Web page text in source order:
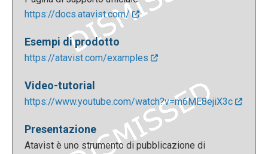
https://docs.atavist.com/
Esempi di prodotto
https://atavist.com/examples
Video-tutorial
https://www.youtube.com/watch?v=m6ME8ejiX3c
Presentazione
Atavist è uno strumento di pubblicazione di